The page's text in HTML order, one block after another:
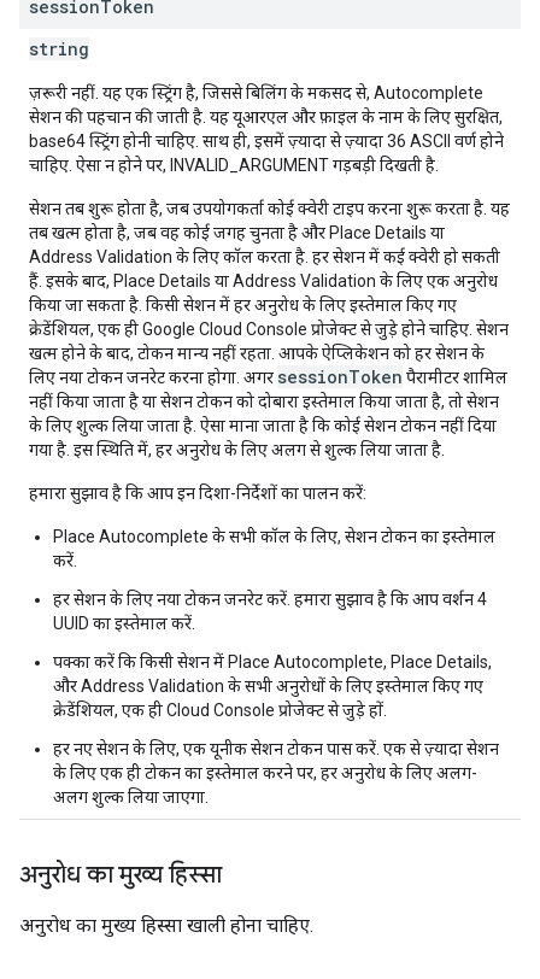
sessionToken
string
ज़रूरी नहीं. यह एक स्ट्रिंग है, जिससे बिलिंग के मकसद से, Autocomplete
सेशन की पहचान की जाती है. यह यूआरएल और फ़ाइल के नाम के लिए सुरक्षित,
base64 स्ट्रिंग होनी चाहिए. साथ ही, इसमें ज़्यादा से ज़्यादा 36 ASCII वर्ण होने
चाहिए. ऐसा न होने पर, INVALID_ARGUMENT गड़बड़ी दिखती है.
सेशन तब शुरू होता है, जब उपयोगकर्ता कोई क्वेरी टाइप करना शुरू करता है. यह
तब खत्म होता है, जब वह कोई जगह चुनता है और Place Details या
Address Validation के लिए कॉल करता है. हर सेशन में कई क्वेरी हो सकती
हैं. इसके बाद, Place Details या Address Validation के लिए एक अनुरोध
किया जा सकता है. किसी सेशन में हर अनुरोध के लिए इस्तेमाल किए गए
क्रेडेंशियल, एक ही Google Cloud Console प्रोजेक्ट से जुड़े होने चाहिए. सेशन
खत्म होने के बाद, टोकन मान्य नहीं रहता. आपके ऐप्लिकेशन को हर सेशन के
लिए नया टोकन जनरेट करना होगा. अगर sessionToken पैरामीटर शामिल
नहीं किया जाता है या सेशन टोकन को दोबारा इस्तेमाल किया जाता है, तो सेशन
के लिए शुल्क लिया जाता है. ऐसा माना जाता है कि कोई सेशन टोकन नहीं दिया
गया है. इस स्थिति में, हर अनुरोध के लिए अलग से शुल्क लिया जाता है.
हमारा सुझाव है कि आप इन दिशा-निर्देशों का पालन करें:
Place Autocomplete के सभी कॉल के लिए, सेशन टोकन का इस्तेमाल
करें.
हर सेशन के लिए नया टोकन जनरेट करें. हमारा सुझाव है कि आप वर्शन 4
UUID का इस्तेमाल करें.
पक्का करें कि किसी सेशन में Place Autocomplete, Place Details,
और Address Validation के सभी अनुरोधों के लिए इस्तेमाल किए गए
क्रेडेंशियल, एक ही Cloud Console प्रोजेक्ट से जुड़े हों.
हर नए सेशन के लिए, एक यूनीक सेशन टोकन पास करें. एक से ज़्यादा सेशन
के लिए एक ही टोकन का इस्तेमाल करने पर, हर अनुरोध के लिए अलग-
अलग शुल्क लिया जाएगा.
अनुरोध का मुख्य हिस्सा
अनुरोध का मुख्य हिस्सा खाली होना चाहिए.